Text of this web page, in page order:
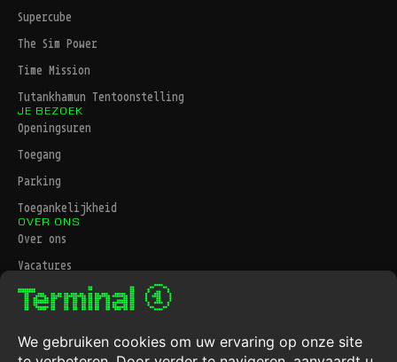
Supercube
The Sim Power
Time Mission
Tutankhamun Tentoonstelling
JE BEZOEK
Openingsuren
Toegang
Parking
Toegankelijkheid
OVER ONS
Over ons
Vacatures
Contact
JURIDISCHE INFORMATIE
Algemene voorwaarden